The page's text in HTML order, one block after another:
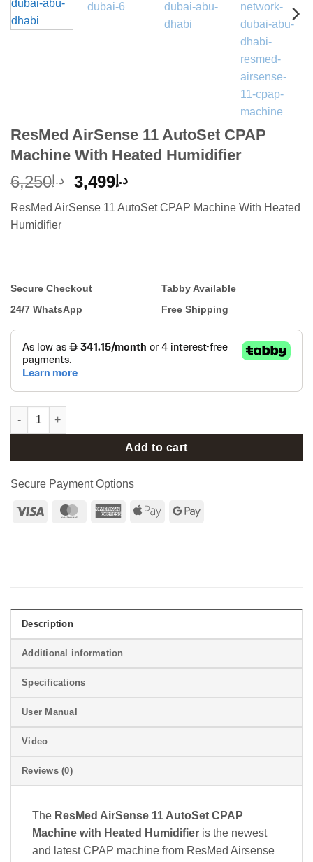
ResMed AirSense 11 AutoSet CPAP
Machine With Heated Humidifier
د.إ 6,250
Original
was:
د.إ 3,499
Current
is:
ResMed AirSense 11 AutoSet CPAP Machine With Heated
Humidifier
Secure Checkout
Tabby Available
24/7 WhatsApp
Free Shipping
ResMed AirSense 11 AutoSet CPAP Machine With Heated
Add to cart
Secure Payment Options
Visa MasterCardAmericanApple
Google
Description
Additional information
Specifications
User Manual
Video
Reviews (0)
The ResMed AirSense 11 AutoSet CPAP
Machine with Heated Humidifier is the newest
and latest CPAP machine from ResMed Airsense